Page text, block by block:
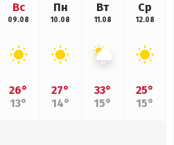
Вс
09.08
26°
13°
Пн
10.08
27°
14°
Вт
11.08
33°
15°
Ср
12.08
25°
15°